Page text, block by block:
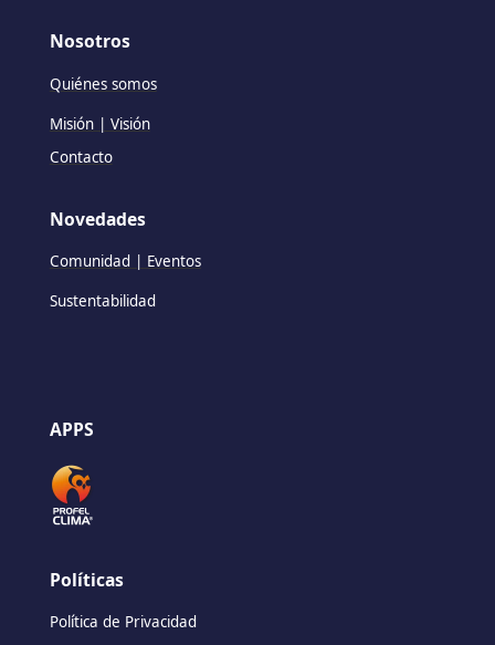
Nosotros
Quiénes somos
Misión | Visión
Contacto
Novedades
Comunidad | Eventos
Sustentabilidad
APPS
Políticas
Política de Privacidad